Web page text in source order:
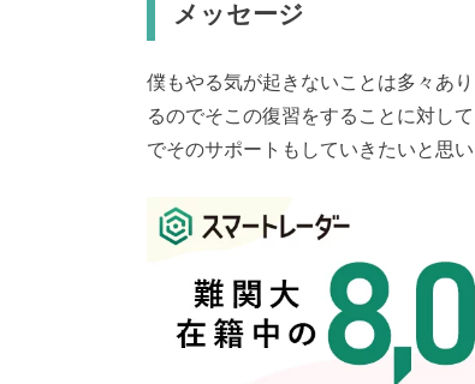
メッセージ
僕もやる気が起きないことは多々あ
るのでそこの復習をすることに対し
でそのサポートもしていきたいと思い